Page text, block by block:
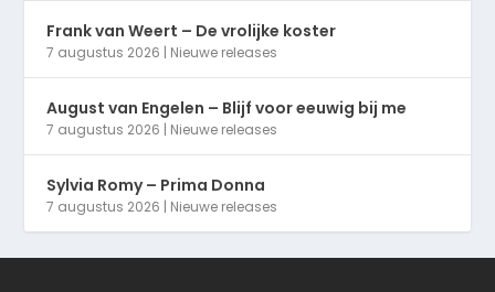
Frank van Weert – De vrolijke koster
7 augustus 2026 | Nieuwe releases
August van Engelen – Blijf voor eeuwig bij me
7 augustus 2026 | Nieuwe releases
Sylvia Romy – Prima Donna
7 augustus 2026 | Nieuwe releases